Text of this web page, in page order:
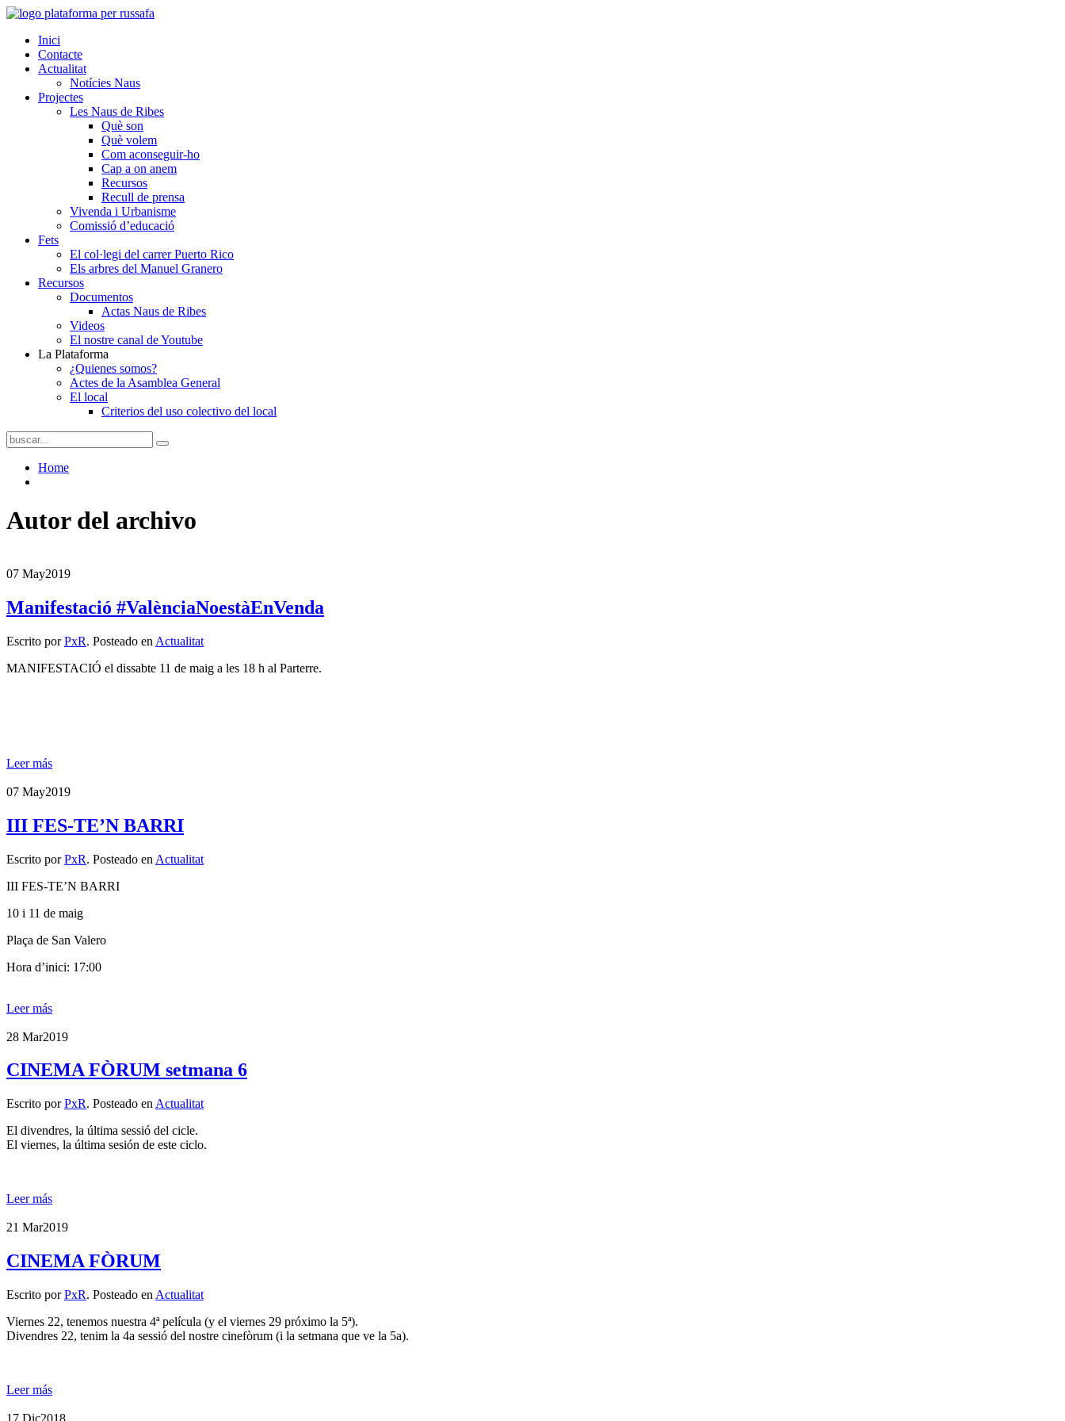
Inici
Contacte
Actualitat
Notícies Naus
Projectes
Les Naus de Ribes
Què son
Què volem
Com aconseguir-ho
Cap a on anem
Recursos
Recull de prensa
Vivenda i Urbanisme
Comissió d’educació
Fets
El col·legi del carrer Puerto Rico
Els arbres del Manuel Granero
Recursos
Documentos
Actas Naus de Ribes
Videos
El nostre canal de Youtube
La Plataforma
¿Quienes somos?
Actes de la Asamblea General
El local
Criterios del uso colectivo del local
Home
Autor del archivo
07 May2019
Manifestació #ValènciaNoestàEnVenda
Escrito porPxR. Posteado en Actualitat
MANIFESTACIÓ el dissabte 11 de maig a les 18 h al Parterre.
Leer más
07 May2019
III FES-TE’N BARRI
Escrito porPxR. Posteado en Actualitat
III FES-TE’N BARRI
10 i 11 de maig
Plaça de San Valero
Hora d’inici: 17:00
Leer más
28 Mar2019
CINEMA FÒRUM setmana 6
Escrito porPxR. Posteado en Actualitat
El divendres, la última sessió del cicle.
El viernes, la última sesión de este ciclo.
Leer más
21 Mar2019
CINEMA FÒRUM
Escrito porPxR. Posteado en Actualitat
Viernes 22, tenemos nuestra 4ª película (y el viernes 29 próximo la 5ª).
Divendres 22, tenim la 4a sessió del nostre cinefòrum (i la setmana que ve la 5a).
Leer más